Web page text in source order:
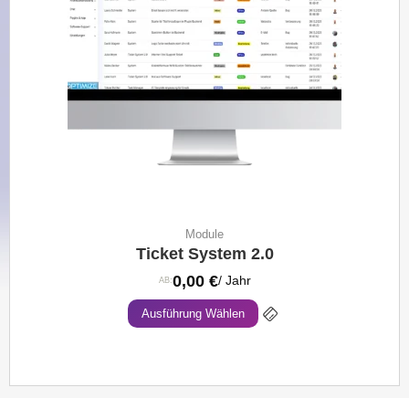
Module
Ticket System 2.0
AB:0,00 €/ Jahr
Ausführung Wählen